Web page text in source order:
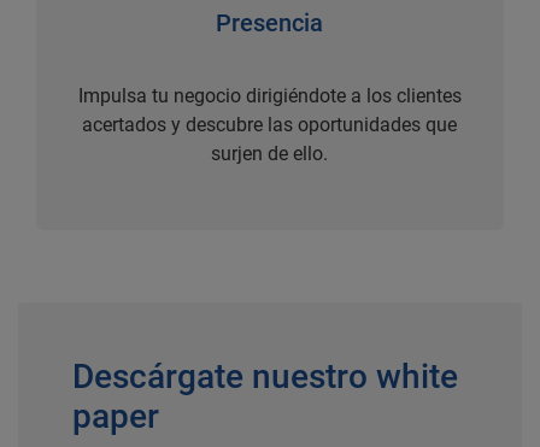
Presencia
Impulsa tu negocio dirigiéndote a los clientes
acertados y descubre las oportunidades que
surjen de ello.
Descárgate nuestro white
paper